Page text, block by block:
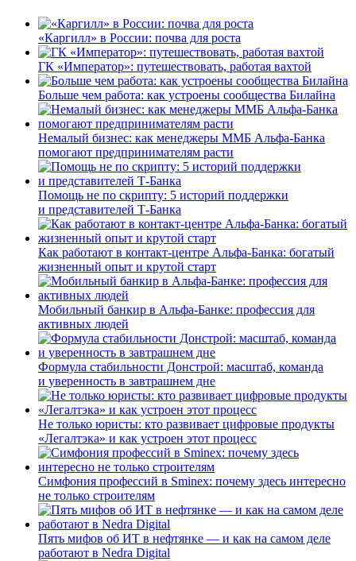
«Каргилл» в России: почва для роста
ГК «Император»: путешествовать, работая вахтой
Больше чем работа: как устроены сообщества Билайна
Немалый бизнес: как менеджеры ММБ Альфа-Банка
помогают предпринимателям расти
Помощь не по скрипту: 5 историй поддержки
и представителей Т-Банка
Как работают в контакт-центре Альфа-Банка: богатый
жизненный опыт и крутой старт
Мобильный банкир в Альфа-Банке: профессия для
активных людей
Формула стабильности Донстрой: масштаб, команда
и уверенность в завтрашнем дне
Не только юристы: кто развивает цифровые продукты
«Легалтэка» и как устроен этот процесс
Симфония профессий в Sminex: почему здесь интересно
не только строителям
Пять мифов об ИТ в нефтянке — и как на самом деле
работают в Nedra Digital